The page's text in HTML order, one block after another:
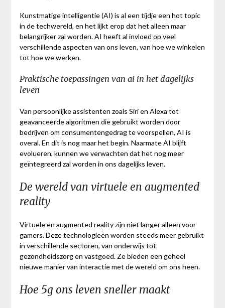
Kunstmatige intelligentie (AI) is al een tijdje een hot topic
in de techwereld, en het lijkt erop dat het alleen maar
belangrijker zal worden. AI heeft al invloed op veel
verschillende aspecten van ons leven, van hoe we winkelen
tot hoe we werken.
Praktische toepassingen van ai in het dagelijks
leven
Van persoonlijke assistenten zoals Siri en Alexa tot
geavanceerde algoritmen die gebruikt worden door
bedrijven om consumentengedrag te voorspellen, AI is
overal. En dit is nog maar het begin. Naarmate AI blijft
evolueren, kunnen we verwachten dat het nog meer
geïntegreerd zal worden in ons dagelijks leven.
De wereld van virtuele en augmented
reality
Virtuele en augmented reality zijn niet langer alleen voor
gamers. Deze technologieën worden steeds meer gebruikt
in verschillende sectoren, van onderwijs tot
gezondheidszorg en vastgoed. Ze bieden een geheel
nieuwe manier van interactie met de wereld om ons heen.
Hoe 5g ons leven sneller maakt